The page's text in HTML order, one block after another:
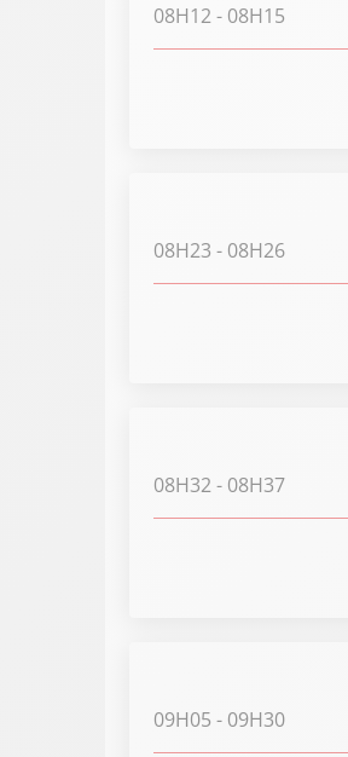
08H12- 08H15
08H23 - 08H26
08H32- 08H37
09H05 - 09H30